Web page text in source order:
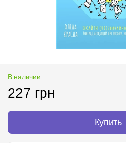
В наличии
227 грн
Купить